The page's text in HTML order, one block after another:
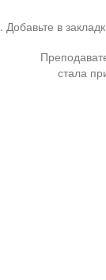
. Добавьте в
стала